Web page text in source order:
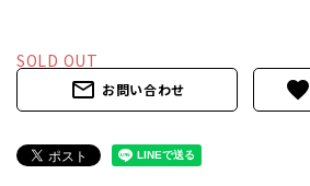
ログイン person 新規会員登録
SOLD OUT
mail_outline お問い合わせ favorite